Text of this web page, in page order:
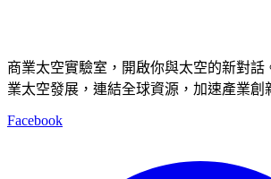
商業太空實驗室，開啟你與太空的新對話
業太空發展，連結全球資源，加速產業創
Facebook